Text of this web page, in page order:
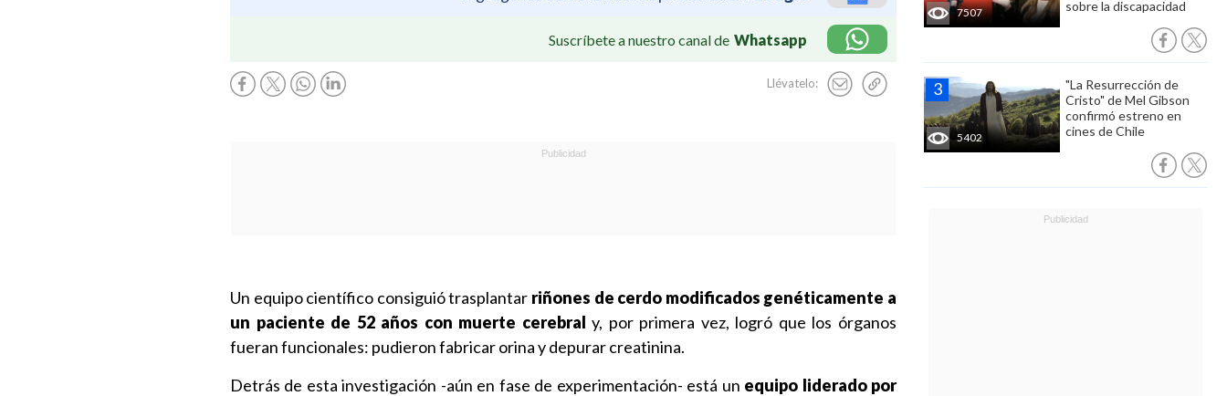
Suscríbete a nuestro canal de Whatsapp
Llévatelo:
7507
sobre la discapacidad
5402
"La Resurrección de
Cristo" de Mel Gibson
confirmó estreno en
cines de Chile
Un equipo científico consiguió trasplantar riñones de cerdo modificados genéticamente a
un paciente de 52 años con muerte cerebral y, por primera vez, logró que los órganos
fueran funcionales: pudieron fabricar orina y depurar creatinina.
Detrás de esta investigación -aún en fase de experimentación- está un equipo liderado por